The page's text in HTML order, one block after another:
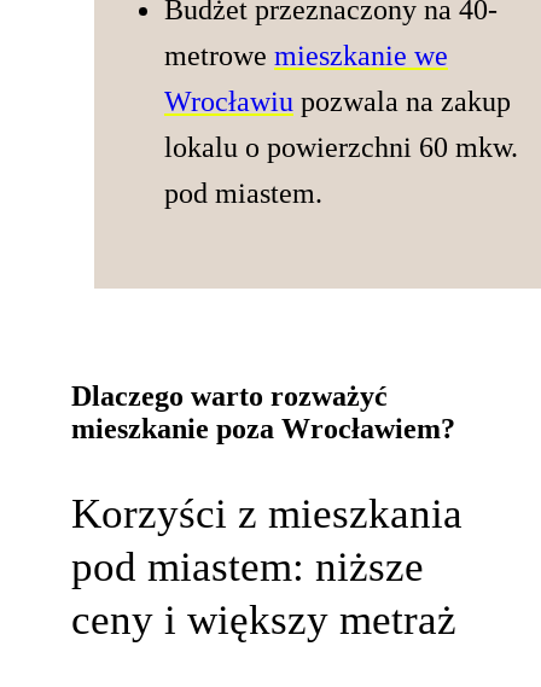
Budżet przeznaczony na 40-
metrowe mieszkanie we
Wrocławiu pozwala na zakup
lokalu o powierzchni 60 mkw.
pod miastem.
Dlaczego warto rozważyć
mieszkanie poza Wrocławiem?
Korzyści z mieszkania
pod miastem: niższe
ceny i większy metraż